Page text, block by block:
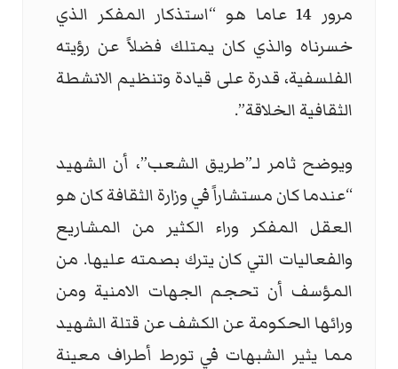
مرور 14 عاما هو “استذكار المفكر الذي
خسرناه والذي كان يمتلك فضلاً عن رؤيته
الفلسفية، قدرة على قيادة وتنظيم الانشطة
الثقافية الخلاقة”.
ويوضح ثامر لـ”طريق الشعب”، أن الشهيد
“عندما كان مستشاراً في وزارة الثقافة كان هو
العقل المفكر وراء الكثير من المشاريع
والفعاليات التي كان يترك بصمته عليها. من
المؤسف أن تحجم الجهات الامنية ومن
ورائها الحكومة عن الكشف عن قتلة الشهيد
مما يثير الشبهات في تورط أطراف معينة